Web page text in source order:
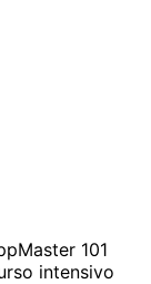
101
intensivo